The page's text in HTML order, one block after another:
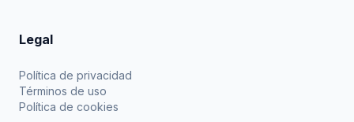
Legal
Política de privacidad
Términos de uso
Política de cookies